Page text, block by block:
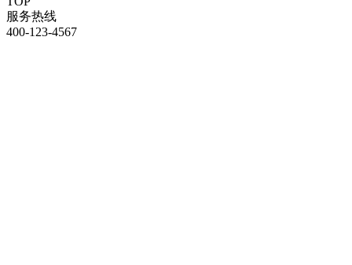
服务热线
400-123-4567